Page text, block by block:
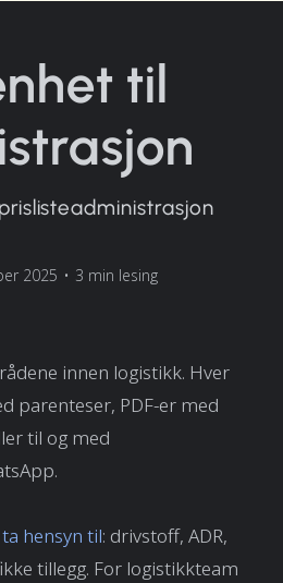
til
2025 • 3 min lesing
innen logistikk. Hver
parenteser, PDF-er med
til og med
hensyn til: drivstoff, ADR,
tillegg. For logistikkteam